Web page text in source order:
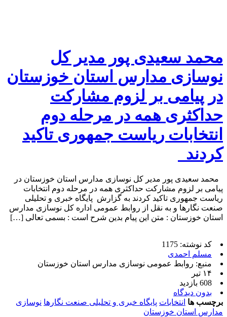
محمد سعیدی پور مدیر کل
نوسازی مدارس استان خوزستان
در پیامی بر لزوم مشارکت
حداکثری همه در مرحله دوم
انتخابات ریاست جمهوری تاکید
کردند
محمد سعیدی پور مدیر کل نوسازی مدارس استان خوزستان در
پیامی بر لزوم مشارکت حداکثری همه در مرحله دوم انتخابات
ریاست جمهوری تاکید کردند به گزارش پایگاه خبری و تحلیلی
صنعت نگارها و به نقل از روابط عمومی اداره کل نوسازی مدارس
استان خوزستان : متن این پیام بدین شرح است : بسمی تعالی […]
کد نوشته: 1175
مسلم احمدی
منبع: روابط عمومی نوسازی مدارس استان خوزستان
۱۴ تیر
608 بازدید
بدون دیدگاه
برچسب ها انتخابات پایگاه خبری و تحلیلی صنعت نگارها نوسازی
مدارس استان خوزستان